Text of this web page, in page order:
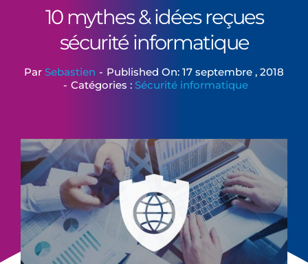
10 mythes & idées reçues
sécurité informatique
Par Sebastien - Published On: 17 septembre , 2018
- Catégories : Sécurité informatique